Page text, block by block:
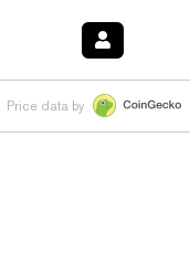
-2.90%HYPE $55.03 -
Price data by